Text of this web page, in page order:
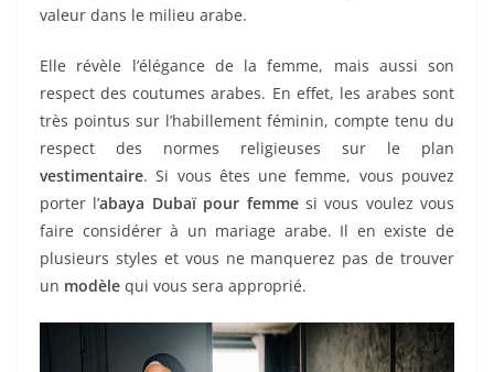
valeur dans le milieu arabe.
Elle révèle l’élégance de la femme, mais aussi son
respect des coutumes arabes. En effet, les arabes sont
très pointus sur l’habillement féminin, compte tenu du
respect des normes religieuses sur le plan
vestimentaire. Si vous êtes une femme, vous pouvez
porter l’abaya Dubaï pour femmesi vous voulez vous
faire considérer à un mariage arabe. Il en existe de
plusieurs styles et vous ne manquerez pas de trouver
un modèle qui vous sera approprié.